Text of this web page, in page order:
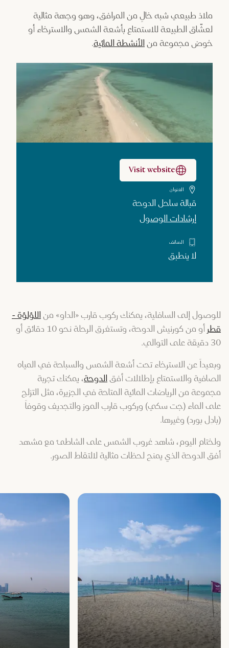
ملاذ طبيعي شبه خالٍ من المرافق، وهو وجهة مثالية
لعشّاق الطبيعة للاستمتاع بأشعة الشمس والاسترخاء أو
خوض مجموعة من الأنشطة المائية.
Visit website
العنوان
قبالة ساحل الدوحة
إرشادات الوصول
الهاتف
لا ينطبق
للوصول إلى السافلية، يمكنك ركوب قارب «الداو» مناللؤلؤة -
قطر
أو من كورنيش الدوحة، وتستغرق الرحلة نحو 10 دقائق أو
30 دقيقة على التوالي.
وبعيداً عن الاسترخاء تحت أشعة الشمس والسباحة في المياه
الصافية والاستمتاع بإطلالات أفقالدوحة، يمكنك تجربة
مجموعة من الرياضات المائية المتاحة في الجزيرة، مثل التزلج
على الماء (جت سكي) وركوب قارب الموز والتجديف وقوفاً
(بادِل بورد) وغيرها.
ولختام اليوم، شاهد غروب الشمس على الشاطئ مع مشهد
أفق الدوحة الذي يمنح لحظات مثالية لالتقاط الصور.